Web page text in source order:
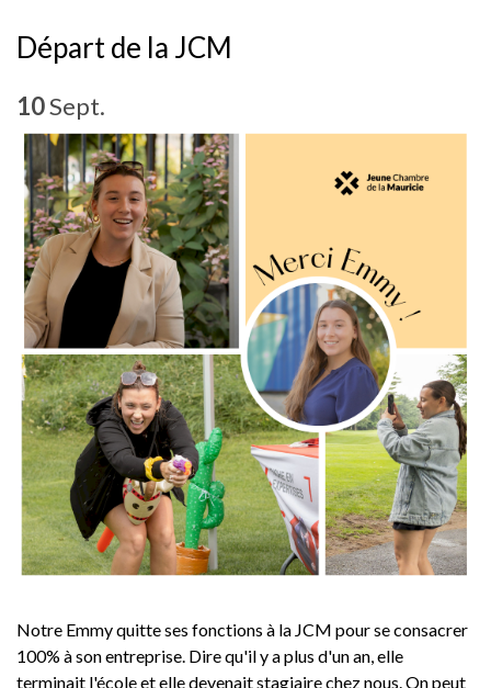
Départ de la JCM
10Sept.
Notre Emmy quitte ses fonctions à la JCM pour se consacrer
100% à son entreprise. Dire qu'il y a plus d'un an, elle
terminait l'école et elle devenait stagiaire chez nous. On peut